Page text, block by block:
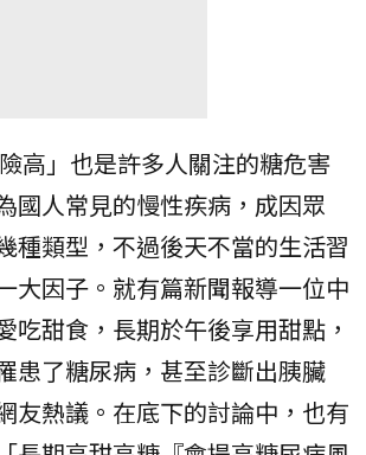
高」也是許多人關注的糖危害
國人常見的慢性疾病，成因眾
種類型，不過後天不當的生活習
大因子。就有篇新聞報導一位中
吃甜食，長期於午後享用甜點，
患了糖尿病，甚至診斷出胰臟
友熱議。在底下的討論中，也有